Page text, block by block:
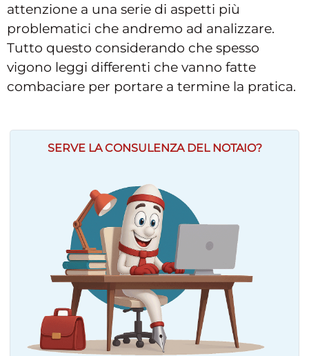
attenzione a una serie di aspetti più
problematici che andremo ad analizzare.
Tutto questo considerando che spesso
vigono leggi differenti che vanno fatte
combaciare per portare a termine la pratica.
SERVE LA CONSULENZA DEL NOTAIO?